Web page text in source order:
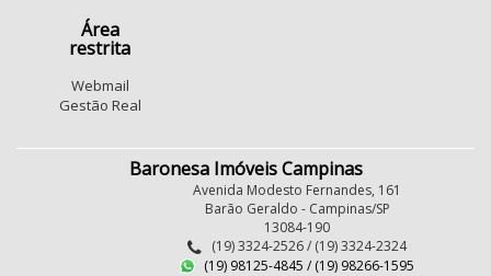
Área
restrita
Webmail
Gestão Real
Baronesa Imóveis Campinas
Avenida Modesto Fernandes, 161
Barão Geraldo - Campinas/SP
13084-190
(19) 3324-2526 / (19) 3324-2324
(19) 98125-4845 / (19) 98266-1595